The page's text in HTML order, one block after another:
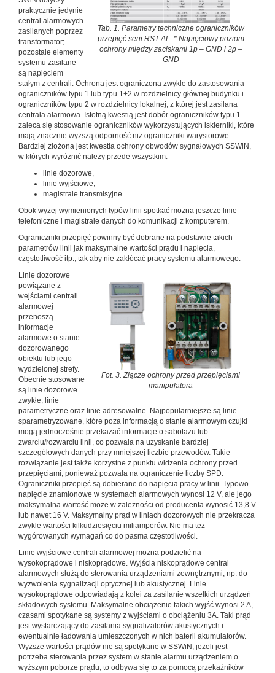
Tab. 1. Parametry techniczne ograniczników
przepięć serii RST AL. * Napięciowy poziom
ochrony między zaciskami 1p – GND i 2p –
GND
praktycznie jedynie
central alarmowych
zasilanych poprzez
transformator;
pozostałe elementy
systemu zasilane
są napięciem
stałym z centrali. Ochrona jest ograniczona zwykle do zastosowania
ograniczników typu 1 lub typu 1+2 w rozdzielnicy głównej budynku i
ograniczników typu 2 w rozdzielnicy lokalnej, z której jest zasilana
centrala alarmowa. Istotną kwestią jest dobór ograniczników typu 1 –
zaleca się stosowanie ograniczników wykorzystujących iskierniki, które
mają znacznie wyższą odporność niż ograniczniki warystorowe.
Bardziej złożona jest kwestia ochrony obwodów sygnałowych SSWiN,
w których wyróżnić należy przede wszystkim:
linie dozorowe,
linie wyjściowe,
magistrale transmisyjne.
Obok wyżej wymienionych typów linii spotkać można jeszcze linie
telefoniczne i magistrale danych do komunikacji z komputerem.
Ograniczniki przepięć powinny być dobrane na podstawie takich
parametrów linii jak maksymalne wartości prądu i napięcia,
częstotliwość itp., tak aby nie zakłócać pracy systemu alarmowego.
Fot. 3. Złącze ochrony przed przepięciami
manipulatora
Linie dozorowe
powiązane z
wejściami centrali
alarmowej
przenoszą
informacje
alarmowe o stanie
dozorowanego
obiektu lub jego
wydzielonej strefy.
Obecnie stosowane
są linie dozorowe
zwykłe, linie
parametryczne oraz linie adresowalne. Najpopularniejsze są linie
sparametryzowane, które poza informacją o stanie alarmowym czujki
mogą jednocześnie przekazać informacje o sabotażu lub
zwarciu/rozwarciu linii, co pozwala na uzyskanie bardziej
szczegółowych danych przy mniejszej liczbie przewodów. Takie
rozwiązanie jest także korzystne z punktu widzenia ochrony przed
przepięciami, ponieważ pozwala na ograniczenie liczby SPD.
Ograniczniki przepięć są dobierane do napięcia pracy w linii. Typowo
napięcie znamionowe w systemach alarmowych wynosi 12 V, ale jego
maksymalna wartość może w zależności od producenta wynosić 13,8 V
lub nawet 16 V. Maksymalny prąd w liniach dozorowych nie przekracza
zwykle wartości kilkudziesięciu miliamperów. Nie ma też
wygórowanych wymagań co do pasma częstotliwości.
Linie wyjściowe centrali alarmowej można podzielić na
wysokoprądowe i niskoprądowe. Wyjścia niskoprądowe central
alarmowych służą do sterowania urządzeniami zewnętrznymi, np. do
wyzwolenia sygnalizacji optycznej lub akustycznej. Linie
wysokoprądowe odpowiadają z kolei za zasilanie wszelkich urządzeń
składowych systemu. Maksymalne obciążenie takich wyjść wynosi 2 A,
czasami spotykane są systemy z wyjściami o obciążeniu 3A. Taki prąd
jest wystarczający do zasilania sygnalizatorów akustycznych i
ewentualnie ładowania umieszczonych w nich baterii akumulatorów.
Wyższe wartości prądów nie są spotykane w SSWiN; jeżeli jest
potrzeba sterowania przez system w stanie alarmu urządzeniem o
wyższym poborze prądu, to odbywa się to za pomocą przekaźników